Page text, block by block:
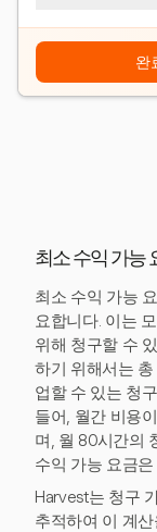
완
최소 수익 가능
최소 수익 가능
요합니다. 이는
위해 청구할 수
하기 위해서는
업할 수 있는 청
들어, 월간 비용
며, 월 80시간의
수익 가능 요금
Harvest는 청구
추적하여 이 계